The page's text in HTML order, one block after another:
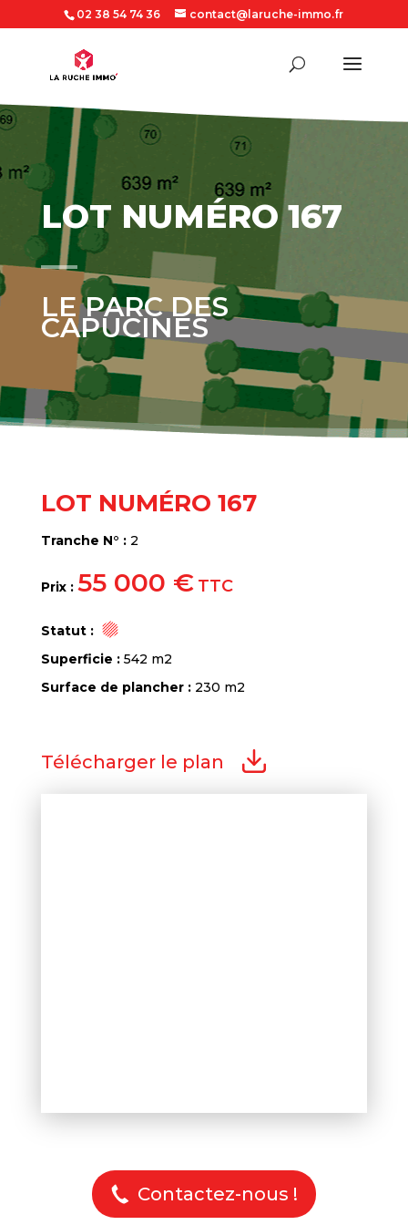
02 38 54 74 36 contact@laruche-immo.fr
LOT NUMÉRO 167
LE PARC DES
CAPUCINES
LOT NUMÉRO 167
Tranche N° : 2
Prix : 55 000 € TTC
Statut :
Superficie : 542 m2
Surface de plancher : 230 m2
Télécharger le plan
Contactez-nous !